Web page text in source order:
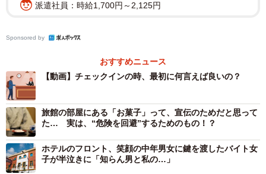
ージです（duyina1990/stock.adobe.com）
▽出典：ホテルサンルートソプラ神戸アネッサ 公式
TikTok／チェックインの時、最初に何言えば良いの？
https://www.tiktok.com/@hotelsoprakobeannesso/video/746
8907510901099797
派遣社員：時給1,700円～2,125円
Sponsored by
おすすめニュース
【動画】チェックインの時、最初に何言えば良いの？
旅館の部屋にある「お菓子」って、宣伝のためだと思って
た… 実は、“危険を回避”するためのもの！？
ホテルのフロント、笑顔の中年男女に鍵を渡したバイト女
子が半泣きに「知らん男と私の…」